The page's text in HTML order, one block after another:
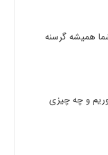
همیشه گرسنه
و چه چیزی